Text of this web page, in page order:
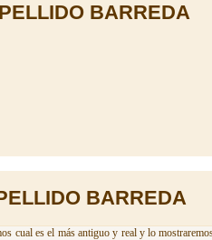
BARREDA
BARREDA
cual es el más antiguo y real y lo